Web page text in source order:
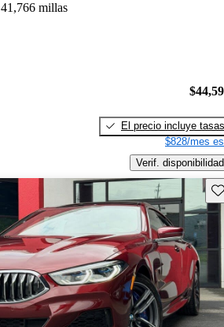
41,766 millas
El precio incluye tasas
$828/mes
Verif. disponibilidad